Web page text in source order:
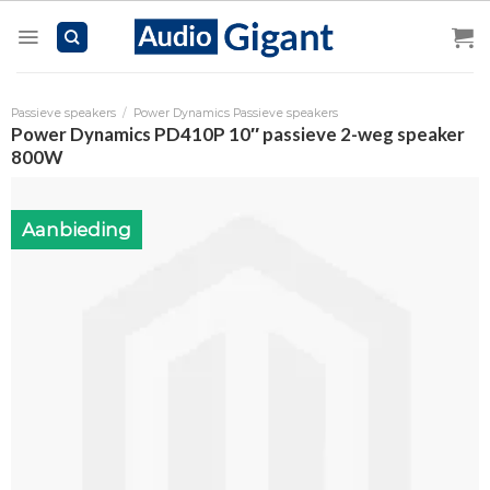
Passieve speakers / Power Dynamics Passieve speakers
Power Dynamics PD410P 10″ passieve 2-weg speaker
800W
Aanbieding